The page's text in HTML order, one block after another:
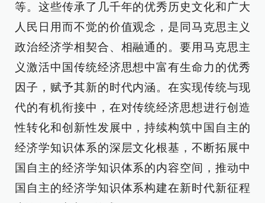
等。这些传承了几千年的优秀历史文化和广大
人民日用而不觉的价值观念，是同马克思主义
政治经济学相契合、相融通的。要用马克思主
义激活中国传统经济思想中富有生命力的优秀
因子，赋予其新的时代内涵。在实现传统与现
代的有机衔接中，在对传统经济思想进行创造
性转化和创新性发展中，持续构筑中国自主的
经济学知识体系的深层文化根基，不断拓展中
国自主的经济学知识体系的内容空间，推动中
国自主的经济学知识体系构建在新时代新征程